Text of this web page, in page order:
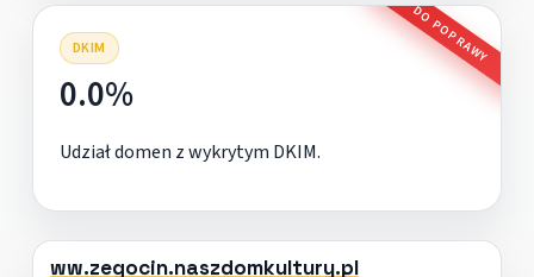
DKIM DO POPRAWY
0.0%
Udział domen z wykrytym DKIM.
ww.zegocin.naszdomkultury.pl